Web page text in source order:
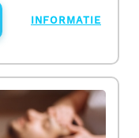
INFORMATIE